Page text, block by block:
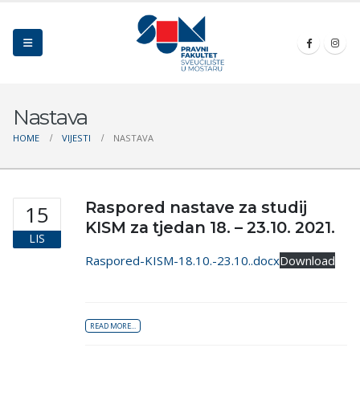
Nastava
HOME VIJESTI NASTAVA
15
LIS
Raspored nastave za studij
KISM za tjedan 18. – 23.10. 2021.
Raspored-KISM-18.10.-23.10..docxDownload
READ MORE...